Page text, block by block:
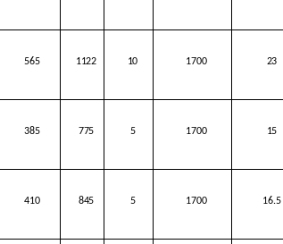
565 1122 10 1700 23
385 775 5 1700 15
410 845 5 1700 16.5